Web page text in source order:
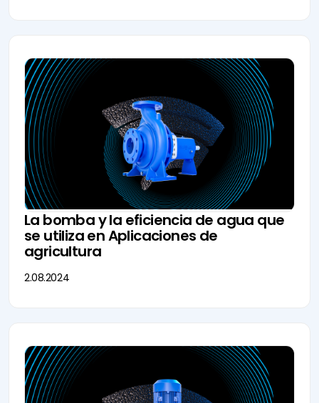
La bomba y la eficiencia de agua que
se utiliza en Aplicaciones de
agricultura
2.08.2024